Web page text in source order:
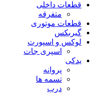
قطعات داخلی
متفرقه
قطعات موتوری
گیربکس
لوکس و اسپورت
اسپری جات
یدکی
پروانه
تسمه ها
درب